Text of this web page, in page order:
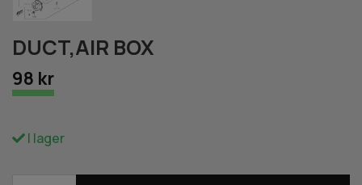
DUCT,AIR BOX
98 kr
I lager